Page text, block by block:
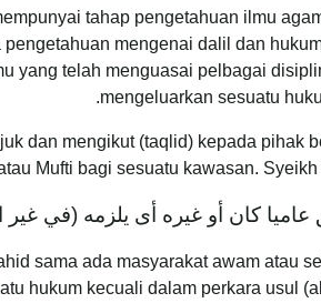
tahap pengetahuan ilmu
mengenai dalil dan
yang telah menguasai pelbagai
mengeluarkan sesuatu
.
dan mengikut (taqlid) kepada pihak
Mufti bagi sesuatu kawasan.
كان أو غيره أى يلزمه (في غير
sama ada masyarakat awam atau
hukum kecuali dalam perkara usul